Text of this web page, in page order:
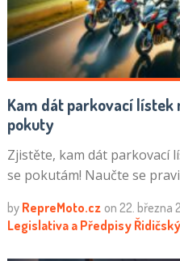
Kam dát parkovací lístek
pokuty
Zjistěte, kam dát parkovací
se pokutám! Naučte se
by RepreMoto.cz on 22. března
Legislativa a Předpisy